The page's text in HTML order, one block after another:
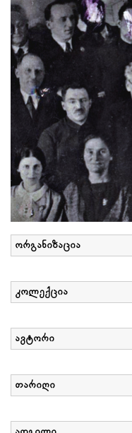
ორგანიზაცია
კოლექცია
ავტორი
თარიღი